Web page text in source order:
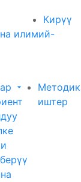
Кирүү
илимий-
иштер